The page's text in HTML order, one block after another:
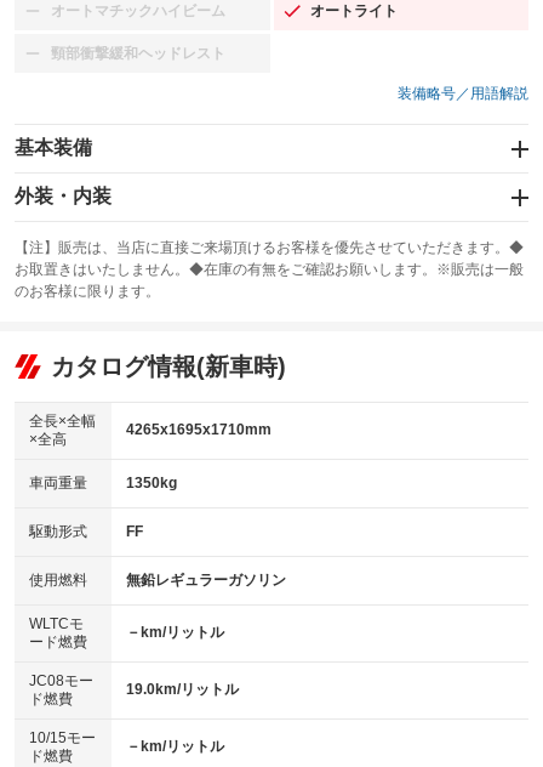
オートマチックハイビーム
：装備なし オートライト
：装備あり
頸部衝撃緩和ヘッドレスト
：装備なし
装備略号／用語解説
基本装備
エアバッグ：運転席/助手席
：装備あり
：装備あり
サンルーフ
：装備なし ABS
リフトアップ
：装備なし
：装備なし
パワーウィンドウ
アイドリングストップ
：装備あり
USB入力端子
：装備なし
100V電源
：装備なし
センターデフロック
：装備なし
電動格納ミラー
：装備あり
外装・内装
カーナビ：メモリーナビ他
：装備あり
TV：フルセグ
：装備あり
ビジュアル：-／DVD再生
：装備あり
：装備あり
革シート
キーレス
HID(キセノンライト)
：装備なし
バックカメラ
：装備あり
エアロ
：装備あり
：装備なし
パワーシート
ベンチシート
：装備なし
【注】販売は、当店に直接ご来場頂けるお客様を優先させていただきます。◆
お取置きはいたしません。◆在庫の有無をご確認お願いします。※販売は一般
のお客様に限ります。
カタログ情報(新車時)
全長×全幅
×全高
4265x1695x1710mm
車両重量 1350kg
駆動形式 FF
使用燃料 無鉛レギュラーガソリン
WLTCモ
ード燃費
－km/リットル
JC08モー
ド燃費
19.0km/リットル
10/15モー
ド燃費
－km/リットル